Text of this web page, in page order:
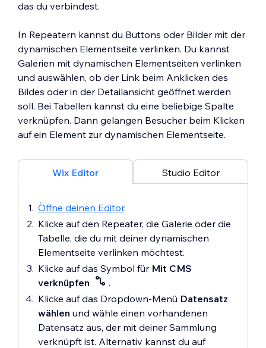
das du verbindest.
In Repeatern kannst du Buttons oder Bilder mit der
dynamischen Elementseite verlinken. Du kannst
Galerien mit dynamischen Elementseiten verlinken
und auswählen, ob der Link beim Anklicken des
Bildes oder in der Detailansicht geöffnet werden
soll. Bei Tabellen kannst du eine beliebige Spalte
verknüpfen. Dann gelangen Besucher beim Klicken
auf ein Element zur dynamischen Elementseite.
Wix Editor Studio Editor
Öffne deinen Editor.
Klicke auf den Repeater, die Galerie oder die
Tabelle, die du mit deiner dynamischen
Elementseite verlinken möchtest.
Klicke auf das Symbol für Mit CMS
verknüpfen
.
Klicke auf das Dropdown-Menü Datensatz
wählen und wähle einen vorhandenen
Datensatz aus, der mit deiner Sammlung
verknüpft ist. Alternativ kannst du auf